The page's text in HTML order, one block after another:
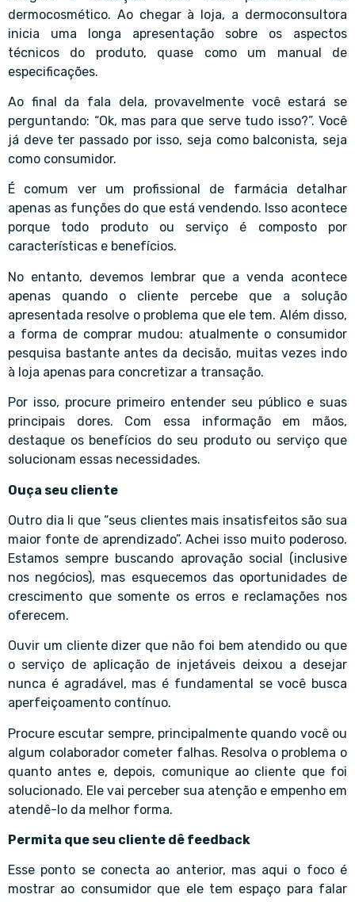
dermocosmético. Ao chegar à loja, a dermoconsultora
inicia uma longa apresentação sobre os aspectos
técnicos do produto, quase como um manual de
especificações.
Ao final da fala dela, provavelmente você estará se
perguntando: “Ok, mas para que serve tudo isso?”. Você
já deve ter passado por isso, seja como balconista, seja
como consumidor.
É comum ver um profissional de farmácia detalhar
apenas as funções do que está vendendo. Isso acontece
porque todo produto ou serviço é composto por
características e benefícios.
No entanto, devemos lembrar que a venda acontece
apenas quando o cliente percebe que a solução
apresentada resolve o problema que ele tem. Além disso,
a forma de comprar mudou: atualmente o consumidor
pesquisa bastante antes da decisão, muitas vezes indo
à loja apenas para concretizar a transação.
Por isso, procure primeiro entender seu público e suas
principais dores. Com essa informação em mãos,
destaque os benefícios do seu produto ou serviço que
solucionam essas necessidades.
Ouça seu cliente
Outro dia li que “seus clientes mais insatisfeitos são sua
maior fonte de aprendizado”. Achei isso muito poderoso.
Estamos sempre buscando aprovação social (inclusive
nos negócios), mas esquecemos das oportunidades de
crescimento que somente os erros e reclamações nos
oferecem.
Ouvir um cliente dizer que não foi bem atendido ou que
o serviço de aplicação de injetáveis deixou a desejar
nunca é agradável, mas é fundamental se você busca
aperfeiçoamento contínuo.
Procure escutar sempre, principalmente quando você ou
algum colaborador cometer falhas. Resolva o problema o
quanto antes e, depois, comunique ao cliente que foi
solucionado. Ele vai perceber sua atenção e empenho em
atendê-lo da melhor forma.
Permita que seu cliente dê feedback
Esse ponto se conecta ao anterior, mas aqui o foco é
mostrar ao consumidor que ele tem espaço para falar